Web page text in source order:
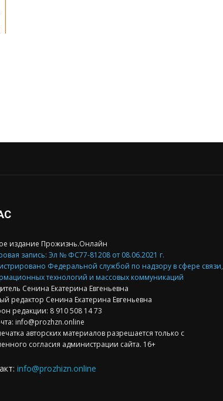
издание Прожизнь.Онлайн
запись: Эл № ФС77-81208 от 08.06.2021 г.
Федеральной службой по надзору в сфере связи,
технологий и массовых коммуникаций
Сенина Екатерина Евгеньевна
редактор Сенина Екатерина Евгеньевна
редакции: 8 910 508 14 73
info@prozhzn.online
авторских материалов разрешается только с
согласия администрации сайта. 16+
info@prozhizn.online